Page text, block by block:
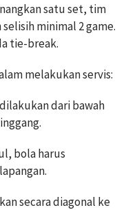
satu set, tim
minimal 2 game.
tie-break.
melakukan servis:
dari bawah
bola harus
secara diagonal ke